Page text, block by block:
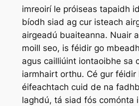
imreoirí le próiseas tapaidh
bíodh siad ag cur isteach
airgeadú buaiteanna. Nuair
moill seo, is féidir go
agus cailliúint iontaoibhe sa
iarmhairt orthu. Cé gur féidir
éifeachtach cuid de na
laghdú, tá siad fós comónta